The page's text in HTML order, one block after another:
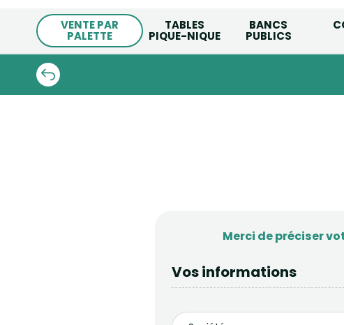
VENTE PAR
PALETTE
TABLES
PIQUE-NIQUE
BANCS
PUBLICS
Merci de préciser
Vos informations